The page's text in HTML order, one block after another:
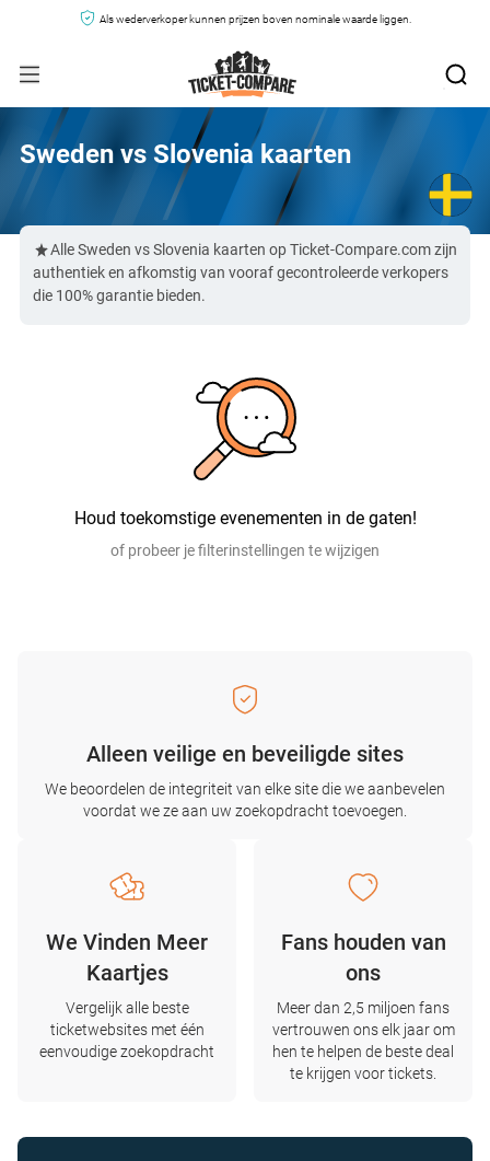
Als wederverkoper kunnen prijzen boven nominale waarde liggen.
Sweden vs Slovenia kaarten
Alle Sweden vs Slovenia kaarten op Ticket-Compare.com zijn
authentiek en afkomstig van vooraf gecontroleerde verkopers
die 100% garantie bieden.
Houd toekomstige evenementen in de gaten!
of probeer je filterinstellingen te wijzigen
Alleen veilige en beveiligde sites
We beoordelen de integriteit van elke site die we aanbevelen
voordat we ze aan uw zoekopdracht toevoegen.
We Vinden Meer
Kaartjes
Vergelijk alle beste
ticketwebsites met één
eenvoudige zoekopdracht
Fans houden van
ons
Meer dan 2,5 miljoen fans
vertrouwen ons elk jaar om
hen te helpen de beste deal
te krijgen voor tickets.